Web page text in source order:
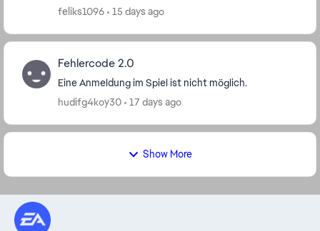
falls resetet wird nach ein paar Runden. ...
feliks1096 15 days ago
Fehlercode 2.0
Eine Anmeldung im Spiel ist nicht möglich.
hudifg4koy30
17 days ago
Show More